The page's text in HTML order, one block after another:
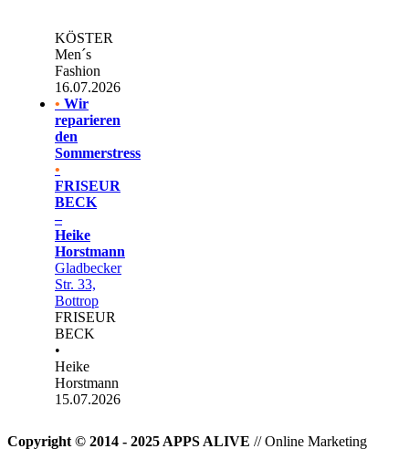
KÖSTER
Men´s
Fashion
16.07.2026
• Wir
reparieren
den
Sommerstress
•
FRISEUR
BECK
–
Heike
Horstmann
Gladbecker
Str. 33,
Bottrop
FRISEUR
BECK
•
Heike
Horstmann
15.07.2026
Copyright © 2014 - 2025 APPS ALIVE // Online Marketing